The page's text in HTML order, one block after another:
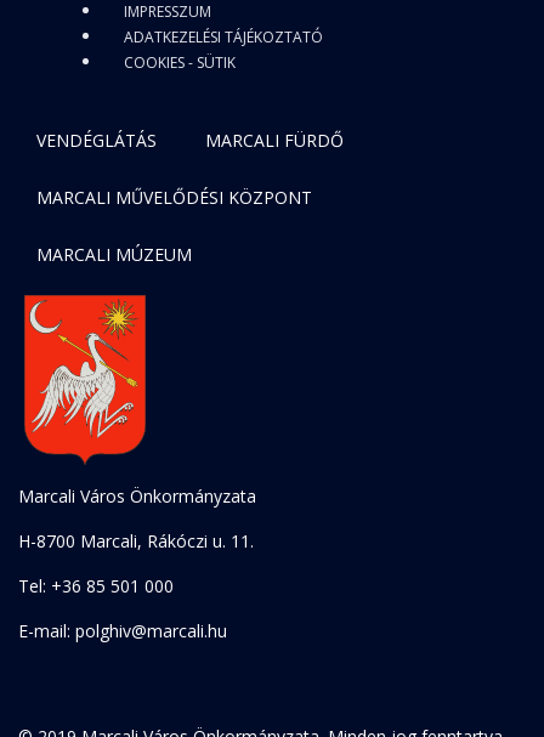
IMPRESSZUM
ADATKEZELÉSI TÁJÉKOZTATÓ
COOKIES - SÜTIK
VENDÉGLÁTÁS MARCALI FÜRDŐ
MARCALI MŰVELŐDÉSI KÖZPONT
MARCALI MÚZEUM
Marcali Város Önkormányzata
H-8700 Marcali, Rákóczi u. 11.
Tel: +36 85 501 000
E-mail: polghiv@marcali.hu